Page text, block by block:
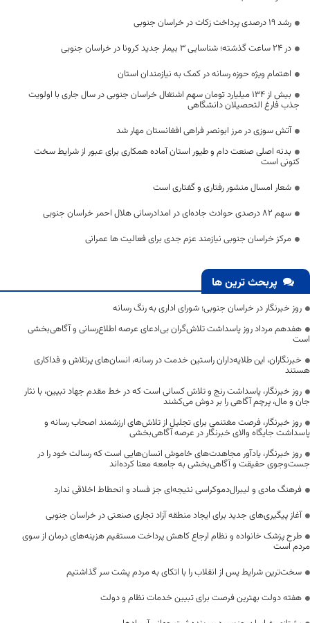
رشد ۱۹ درصدی پرداخت زکات در خراسان جنوبی
در 24 ساعت گذشته؛ شناسایی 3 بیمار جدید کرونا در خراسان جنوبی
اهتمام ویژه حوزه رسانه در کمک به نیازمندان استان
بیش از ۱۳۴ میلیارد تومان سهم اشتغال خراسان جنوبی در سال جاری با اولویت
جذب فارغ التحصیلان دانشگاهی
آتش سوزی در مرز ابونصر فراهی افغانستان مهار شد
بدنه اصلی صنعت دام و طیور استان آماده همکاری برای عبور از شرایط سخت
کنونی است
شعار امسال منشور رفتاری و گفتاری است
سهم ۸۲ درصدی حوادث جاده‌ای در امدادرسانی هلال احمر خراسان جنوبی
مرکز خراسان جنوبی نیازمند عزم جدی برای فعالیت ها عمرانی
پربحث ترین ها
روز خبرنگار در خراسان جنوبی؛ شورای اداری به رنگ رسانه
هفدهم مرداد روز پاسداشت تلاش‌گران بی‌ادعای عرصه اطلاع‌رسانی و آگاهی‌بخشی
است
خبرنگاران، این طلایه‌داران راستین خدمت در رسانه، انسان‌های پرتلاش و فداکاری
هستند
روز خبرنگار، پاسداشت رنج و تلاش کسانی است که در خط مقدم جهاد تبیین، با نثار
جان و مال، پرچم آگاهی را بر دوش می‌کشند
روز خبرنگار، فرصت مغتنمی برای تجلیل از تلاش‌های ارزشمند اصحاب رسانه و
پاسداشت جایگاه والای خبرنگار در عرصه آگاهی‌بخشی
روز خبرنگار، یادآور مجاهدت‌های خاموش انسان‌هایی است که رسالت خود را در
جست‌وجوی حقیقت و آگاهی‌بخشی به جامعه معنا کرده‌اند
فرهنگ مادی و لیبرال‌دموکراسی نتیجه‌ای جز فساد و انحطاط اخلاقی ندارد
آغاز پیگیری‌های جدید برای ایجاد منطقه آزاد تجاری صنعتی در خراسان جنوبی
طرح پزشک خانواده و نظام ارجاع کاهش پرداخت مستقیم هزینه‌های درمان از سوی
مردم است
سخت‌ترین شرایط پس از انقلاب را با اتکای به مردم پشت سر گذاشتیم
هفته دولت بهترین فرصت برای تبیین خدمات نظام و دولت